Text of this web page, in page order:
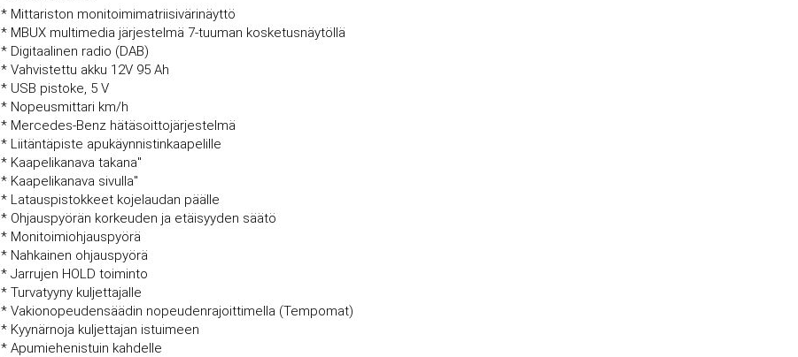
* Mittariston monitoimimatriisivärinäyttö
* MBUX multimedia järjestelmä 7-tuuman kosketusnäytöllä
* Digitaalinen radio (DAB)
* Vahvistettu akku 12V 95 Ah
* USB pistoke, 5 V
* Nopeusmittari km/h
* Mercedes-Benz hätäsoittojärjestelmä
* Liitäntäpiste apukäynnistinkaapelille
* Kaapelikanava takana"
* Kaapelikanava sivulla"
* Latauspistokkeet kojelaudan päälle
* Ohjauspyörän korkeuden ja etäisyyden säätö
* Monitoimiohjauspyörä
* Nahkainen ohjauspyörä
* Jarrujen HOLD toiminto
* Turvatyyny kuljettajalle
* Vakionopeudensäädin nopeudenrajoittimella (Tempomat)
* Kyynärnoja kuljettajan istuimeen
* Apumiehenistuin kahdelle